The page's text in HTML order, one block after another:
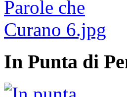
In Punta di